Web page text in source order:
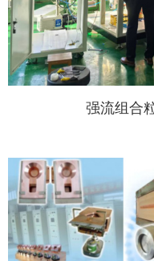
强流组合